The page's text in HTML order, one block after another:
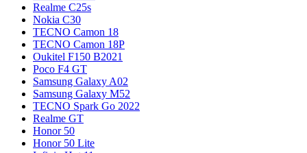
Realme C25s
Nokia C30
TECNO Camon 18
TECNO Camon 18P
Oukitel F150 B2021
Poco F4 GT
Samsung Galaxy A02
Samsung Galaxy M52
TECNO Spark Go 2022
Realme GT
Honor 50
Honor 50 Lite